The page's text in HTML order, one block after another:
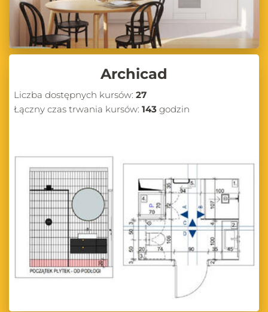
Archicad
Liczba dostępnych kursów: 27
Łączny czas trwania kursów: 143 godzin